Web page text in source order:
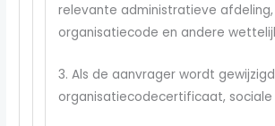
relevante administratieve
organisatiecode en andere
3. Als de aanvrager wordt
organisatiecodecertificaat, sociale